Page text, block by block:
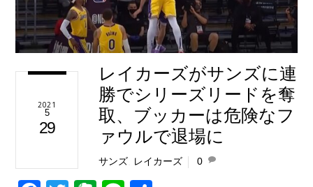
2021
5
29
レイカーズがサンズに連
勝でシリーズリードを奪
取、ブッカーは危険なフ
ァウルで退場に
サンズ レイカーズ 0